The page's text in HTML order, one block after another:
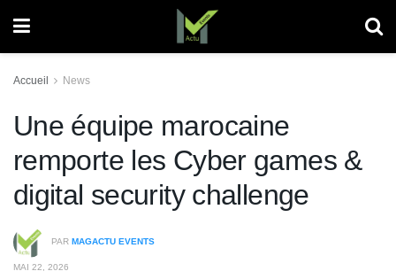
Accueil News
Une équipe marocaine
remporte les Cyber games &
digital security challenge
PAR MAGACTU EVENTS
MAI 22, 2026